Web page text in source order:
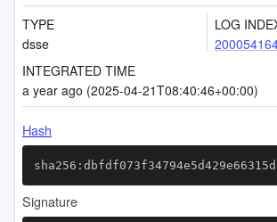
TYPE
dsse
LOG
INTEGRATED TIME
a year ago (2025-04-21T08:40:46+00:00)
Hash
Signature